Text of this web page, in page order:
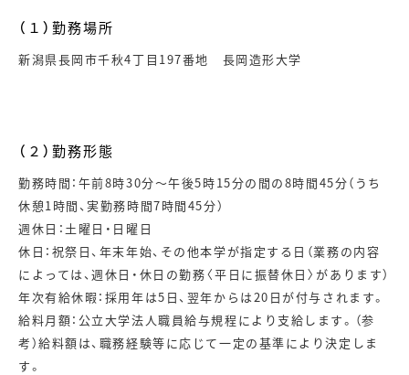
（１）勤務場所
新潟県長岡市千秋4丁目197番地 長岡造形大学
（２）勤務形態
勤務時間：午前8時30分～午後5時15分の間の8時間45分（うち
休憩1時間、実勤務時間7時間45分）
週休日：土曜日・日曜日
休日：祝祭日、年末年始、その他本学が指定する日（業務の内容
によっては、週休日・休日の勤務〈平日に振替休日〉があります）
年次有給休暇：採用年は5日、翌年からは20日が付与されます。
給料月額：公立大学法人職員給与規程により支給します。（参
考）給料額は、職務経験等に応じて一定の基準により決定しま
す。